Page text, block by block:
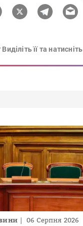
її та натисніть
06 Серпня 2026